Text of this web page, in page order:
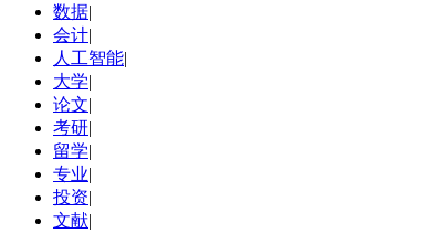
数据|
会计|
人工智能|
大学|
论文|
考研|
留学|
专业|
投资|
文献|